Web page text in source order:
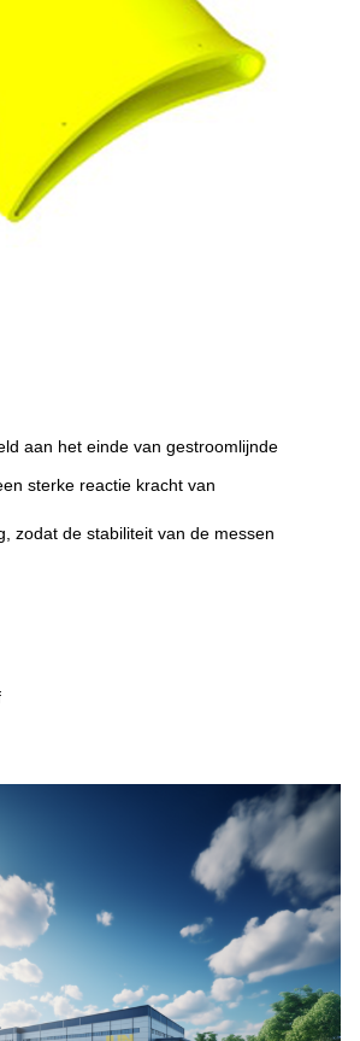
aan het einde van gestroomlijnde
sterke reactie kracht van
zodat de stabiliteit van de messen